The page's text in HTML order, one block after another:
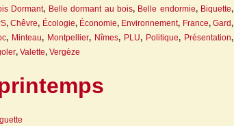
Dormant, Belle dormant au bois, Belle endormie, Biquette,
,Chêvre, Écologie, Économie, Environnement, France,Gard,
, Minteau, Montpellier, Nîmes, PLU, Politique, Présentation,
,Valette,Vergèze